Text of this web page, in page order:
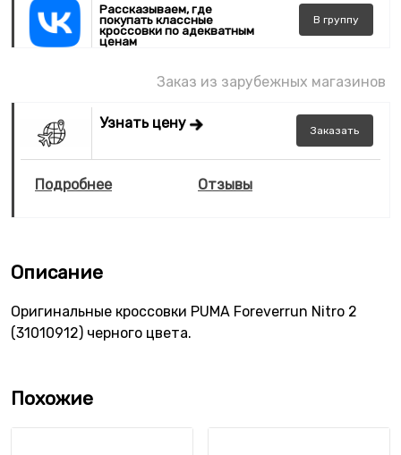
Рассказываем, где
покупать классные
кроссовки по адекватным
ценам
В группу
Заказ из зарубежных магазинов
Узнать цену Заказать
Подробнее Отзывы
Описание
Оригинальные кроссовки PUMA Foreverrun Nitro 2
(31010912) черного цвета.
Похожие